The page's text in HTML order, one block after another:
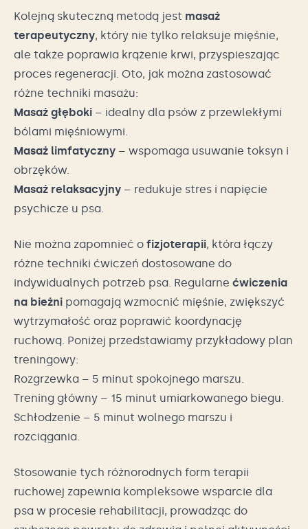
Kolejną skuteczną metodą jest masaż
terapeutyczny, który nie tylko relaksuje mięśnie,
ale także poprawia krążenie krwi, przyspieszając
proces regeneracji. Oto, jak można zastosować
różne techniki masażu:
Masaż głęboki – idealny dla psów z przewlekłymi
bólami mięśniowymi.
Masaż limfatyczny – wspomaga usuwanie toksyn i
obrzęków.
Masaż relaksacyjny – redukuje stres i napięcie
psychicze u psa.
Nie można zapomnieć o fizjoterapii, która łączy
różne techniki ćwiczeń dostosowane do
indywidualnych potrzeb psa. Regularne ćwiczenia
na bieżni pomagają wzmocnić mięśnie, zwiększyć
wytrzymałość oraz poprawić koordynację
ruchową. Poniżej przedstawiamy przykładowy plan
treningowy:
Rozgrzewka – 5 minut spokojnego marszu.
Trening główny – 15 minut umiarkowanego biegu.
Schłodzenie – 5 minut wolnego marszu i
rozciągania.
Stosowanie tych różnorodnych form terapii
ruchowej zapewnia kompleksowe wsparcie dla
psa w procesie rehabilitacji, prowadząc do